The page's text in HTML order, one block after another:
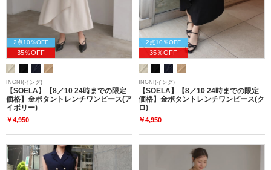
2点10％OFF
35％OFF
INGNI(イング)
【SOELA】【8／10 24時までの限定
価格】金ボタントレンチワンピース(ア
イボリー)
￥4,950
2点10％OFF
35％OFF
INGNI(イング)
【SOELA】【8／10 24時までの限定
価格】金ボタントレンチワンピース(ク
ロ)
￥4,950